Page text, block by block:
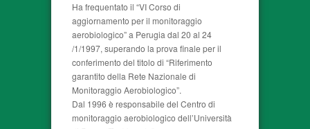
Ha frequentato il “VI Corso di
aggiornamento per il monitoraggio
aerobiologico” a Perugia dal 20 al 24
/1/1997, superando la prova finale per il
conferimento del titolo di “Riferimento
garantito della Rete Nazionale di
Monitoraggio Aerobiologico”.
Dal 1996 è responsabile del Centro di
monitoraggio aerobiologico dell’Università